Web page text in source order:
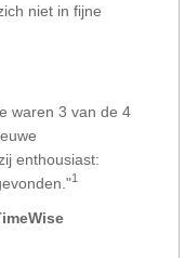
niet in fijne
waren 3 van de 4
enthousiast:
1